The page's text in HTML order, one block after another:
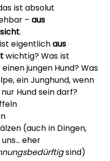
ist absolut
– aus
.
eigentlich aus
wichtig? Was ist
einen jungen Hund? Was
ein Junghund, wenn
Hund sein darf?
(auch in Dingen,
eher
sind)